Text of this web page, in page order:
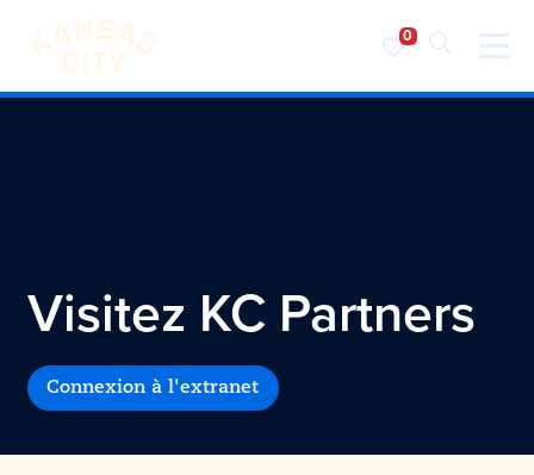
Visiter KC
Visitez KCPartners
Connexion à l'extranet